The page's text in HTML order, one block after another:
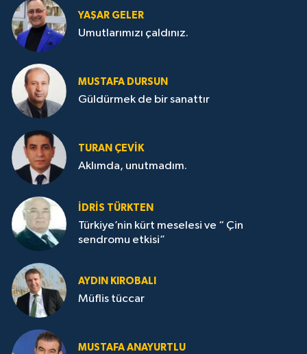
YAŞAR GELER
Umutlarımızı çaldınız.
MUSTAFA DURSUN
Güldürmek de bir sanattır
TURAN ÇEVİK
Aklımda, unutmadım.
İDRİS TÜRKTEN
Türkiye’nin kürt meselesi ve “ Çin
sendromu etkisi”
AYDIN KIROBALI
Müflis tüccar
MUSTAFA ANAYURTLU